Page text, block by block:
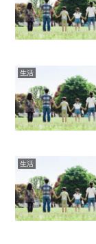
生活
生活